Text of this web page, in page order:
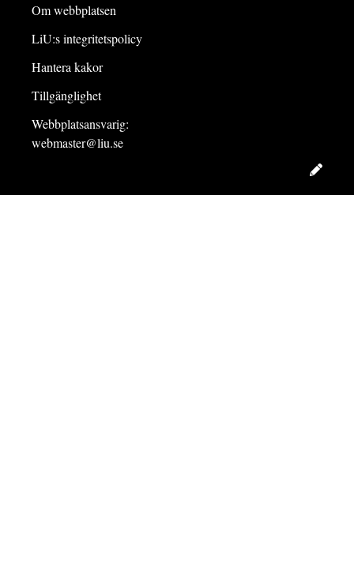
Om webbplatsen
LiU:s integritetspolicy
Hantera kakor
Tillgänglighet
Webbplatsansvarig:
webmaster@liu.se